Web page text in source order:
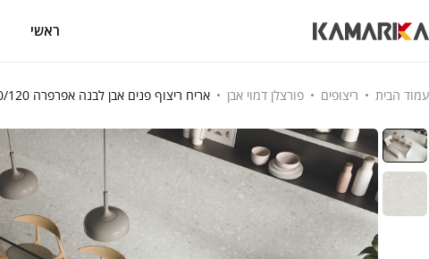
ראשי
עמוד הבית ריצופים פורצלן דמוי אבן אריח ריצוף פנים אבן לבנה אפרפרה 120/120 עיצוב מודרני